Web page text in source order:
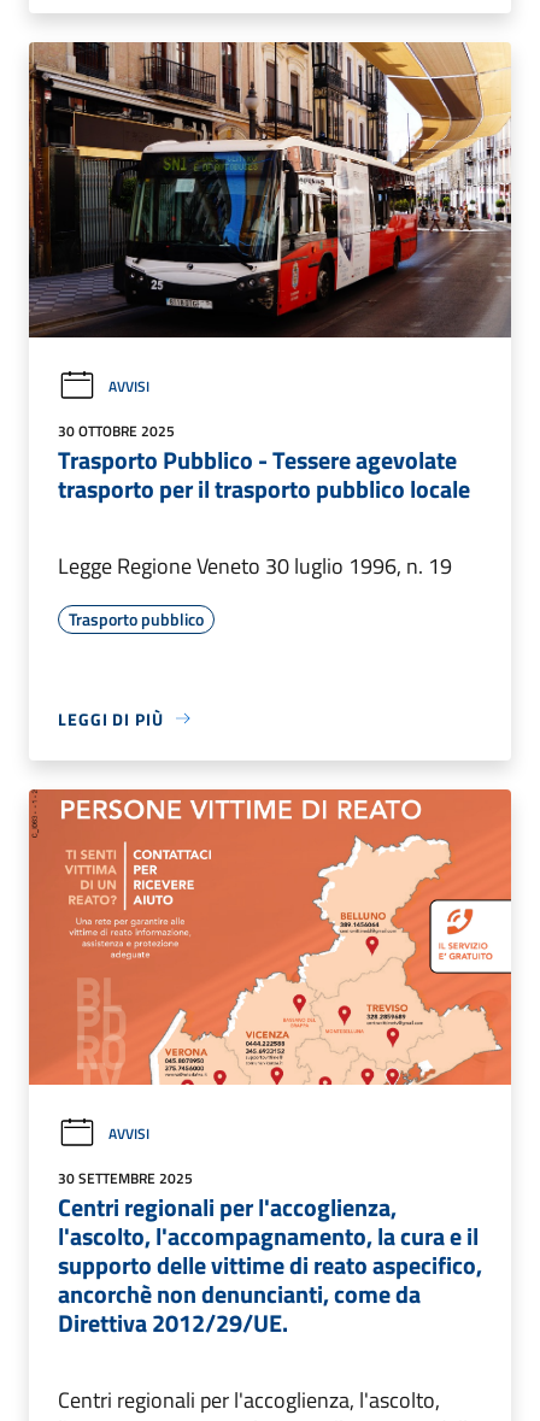
AVVISI
30 OTTOBRE 2025
Trasporto Pubblico - Tessere agevolate
trasporto per il trasporto pubblico locale
Legge Regione Veneto 30 luglio 1996, n. 19
Trasporto pubblico
LEGGI DI PIÙ
AVVISI
30 SETTEMBRE 2025
Centri regionali per l'accoglienza,
l'ascolto, l'accompagnamento, la cura e il
supporto delle vittime di reato aspecifico,
ancorchè non denuncianti, come da
Direttiva 2012/29/UE.
Centri regionali per l'accoglienza, l'ascolto,